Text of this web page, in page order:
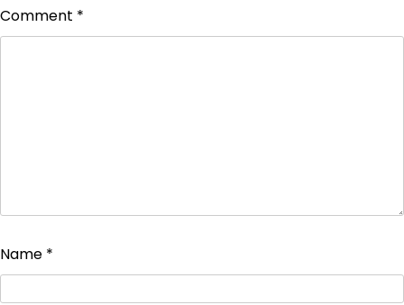
Comment *
Name *